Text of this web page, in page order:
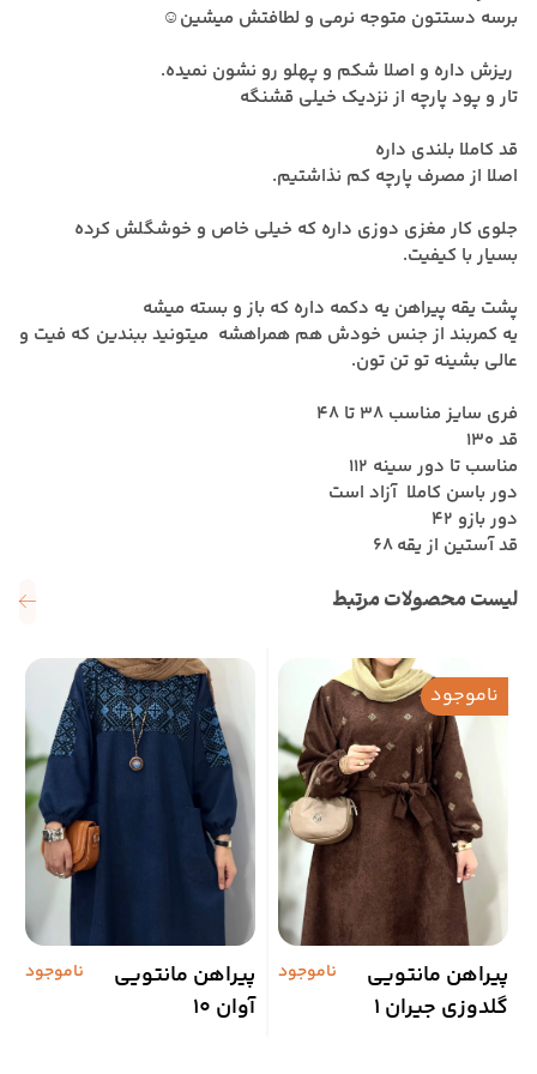
برسه دستتون متوجه نرمی و لطافتش میشین☺️
ریزش داره و اصلا شکم و پهلو رو نشون نمیده.
تار و پود پارچه از نزدیک خیلی قشنگه
قد کاملا بلندی داره
اصلا از مصرف پارچه کم نذاشتیم.
جلوی کار مغزی دوزی داره که خیلی خاص و خوشگلش کرده
بسیار با کیفیت.
پشت یقه پیراهن یه دکمه داره که باز و بسته میشه
یه کمربند از جنس خودش هم همراهشه میتونید ببندین که فیت و
عالی بشینه تو تن تون.
فری سایز مناسب 38 تا 48
قد 130
مناسب تا دور سینه 112
دور باسن کاملا آزاد است
دور بازو 42
قد آستین از یقه 68
لیست محصولات مرتبط
ناموجود
پیراهن مانتویی
گلدوزی جیران 1
ناموجود
پیراهن مانتویی
آوان 10
ناموجود